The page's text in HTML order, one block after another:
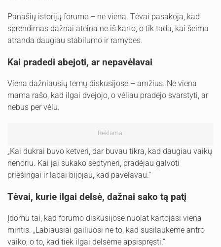
Panašių istorijų forume – ne viena. Tėvai pasakoja, kad
sprendimas dažnai ateina ne iš karto, o tik tada, kai šeima
atranda daugiau stabilumo ir ramybės.
Kai pradedi abejoti, ar nepavėlavai
Viena dažniausių temų diskusijose – amžius. Ne viena
mama rašo, kad ilgai dvejojo, o vėliau pradėjo svarstyti, ar
nebus per vėlu.
Reklama:
„Kai dukrai buvo ketveri, dar buvau tikra, kad daugiau vaikų
nenoriu. Kai jai sukako septyneri, pradėjau galvoti
priešingai ir labai bijojau, kad pavėlavau.“
Tėvai, kurie ilgai delsė, dažnai sako tą patį
Įdomu tai, kad forumo diskusijose nuolat kartojasi viena
mintis. „Labiausiai gailiuosi ne to, kad susilaukėme antro
vaiko, o to, kad tiek ilgai delsėme apsispręsti.“